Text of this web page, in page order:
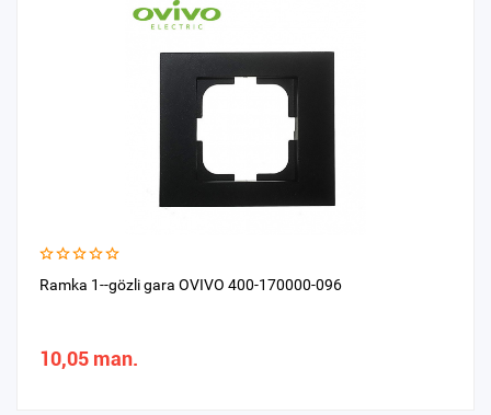
Ramka 1--gözli gara OVIVO 400-170000-096
10,05 man.